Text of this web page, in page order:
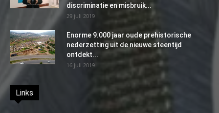
discriminatie en misbruik...
29 juli 2019
Enorme 9.000 jaar oude prehistorische
nederzetting uit de nieuwe steentijd
ontdekt...
16 juli 2019
Links